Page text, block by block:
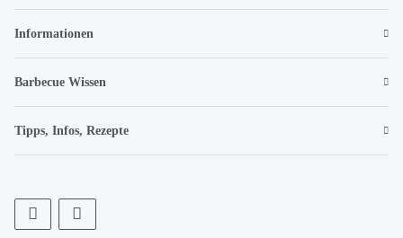
Informationen
Barbecue Wissen
Tipps, Infos, Rezepte